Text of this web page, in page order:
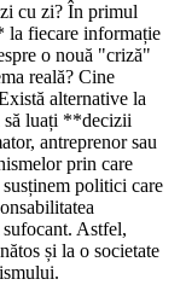
cu zi? În primul
fiecare informație
o nouă "criză"
reală? Cine
alternative la
să luați **decizii
antreprenor sau
prin care
politici care
Astfel,
și la o societate